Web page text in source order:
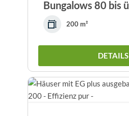
200 m²
DETAILS